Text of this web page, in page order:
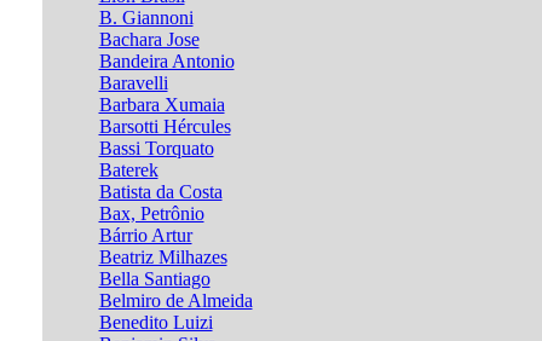
B. Giannoni
Bachara Jose
Bandeira Antonio
Baravelli
Barbara Xumaia
Barsotti Hércules
Bassi Torquato
Baterek
Batista da Costa
Bax, Petrônio
Bárrio Artur
Beatriz Milhazes
Bella Santiago
Belmiro de Almeida
Benedito Luizi